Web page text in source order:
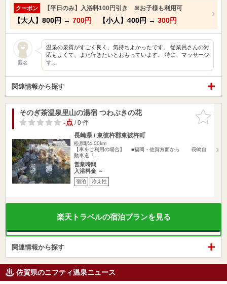
クーポン 【平日のみ】入浴料100円引き ※お子様も利用可
【大人】 800円 → 700円 【小人】 400円 → 300円
匿名
温泉の泉質がすごく良く、気持ちよかったです。 従業員さんの対
応もよくて、また行きたいとおもっています。 特に、マッサージ
す…
関連情報から探す
お気に入
りに追加
そのぎ茶温泉里山の湯宿 つわぶきの花
-点/ 0 件
長崎県 / 東彼杵郡東彼杵町
松原駅4.00km
【車をご利用の場合】 ■福岡・佐賀方面から 長崎自
動車道「…
営業時間
入浴料金 ～
宿泊 冷え性
楽天トラベルの宿泊プランを見る
関連情報から探す
佐賀県のニフティ温泉ニュース